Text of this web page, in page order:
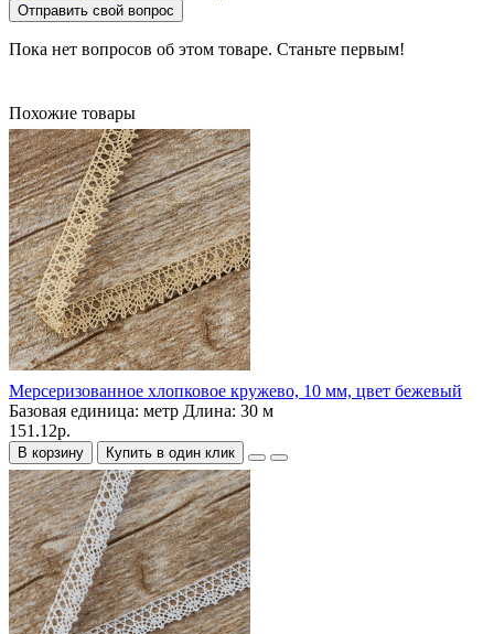
Отправить свой вопрос
Пока нет вопросов об этом товаре. Станьте первым!
Похожие товары
Мерсеризованное хлопковое кружево, 10 мм, цвет бежевый
Базовая единица: метр Длина: 30 м
151.12р.
В корзину Купить в один клик